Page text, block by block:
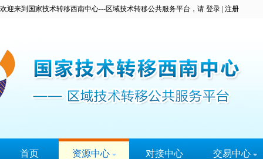
欢迎来到国家技术转移西南中心---区域技术转移公共服务平台，请 登录 注册
首页 资源中心 对接中心 交易中心